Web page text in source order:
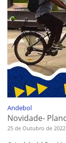
Andebol
Novidade-
25 de Outubro de 2022